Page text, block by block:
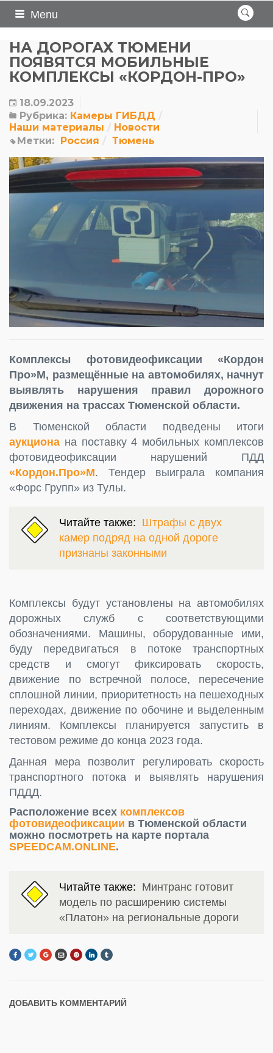
Menu
НА ДОРОГАХ ТЮМЕНИ
ПОЯВЯТСЯ МОБИЛЬНЫЕ
КОМПЛЕКСЫ «КОРДОН-ПРО»
18.09.2023
Рубрика: Камеры ГИБДД
Наши материалы
Новости
Метки: Россия Тюмень
Комплексы фотовидеофиксации «Кордон
Про»М, размещённые на автомобилях, начнут
выявлять нарушения правил дорожного
движения на трассах Тюменской области.
В Тюменской области подведены итоги
аукциона на поставку 4 мобильных комплексов
фотовидеофиксации нарушений ПДД
«Кордон.Про»М. Тендер выиграла компания
«Форс Групп» из Тулы.
Читайте также: Штрафы с двух
камер подряд на одной дороге
признаны законными
Комплексы будут установлены на автомобилях
дорожных служб с соответствующими
обозначениями. Машины, оборудованные ими,
буду передвигаться в потоке транспортных
средств и смогут фиксировать скорость,
движение по встречной полосе, пересечение
сплошной линии, приоритетность на пешеходных
переходах, движение по обочине и выделенным
линиям. Комплексы планируется запустить в
тестовом режиме до конца 2023 года.
Данная мера позволит регулировать скорость
транспортного потока и выявлять нарушения
ПДДД.
Расположение всех комплексов
фотовидеофиксации в Тюменской области
можно посмотреть на карте портала
SPEEDCAM.ONLINE.
Читайте также: Минтранс готовит
модель по расширению системы
«Платон» на региональные дороги
ДОБАВИТЬ КОММЕНТАРИЙ